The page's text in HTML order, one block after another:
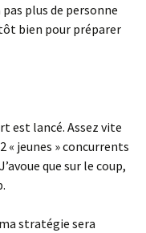
pas plus de personne
bien pour préparer
est lancé. Assez vite
« jeunes » concurrents
que sur le coup,
stratégie sera